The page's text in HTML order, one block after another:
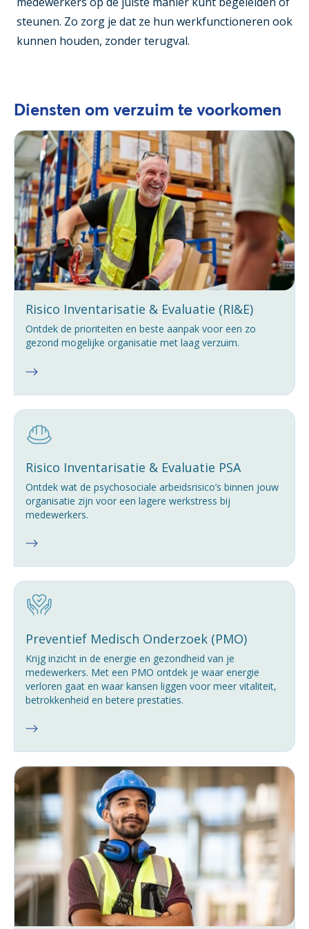
steunen. Zo zorg je dat ze hun werkfunctioneren ook
kunnen houden, zonder terugval.
Diensten om verzuim te voorkomen
Risico Inventarisatie & Evaluatie (RI&E)
Ontdek de prioriteiten en beste aanpak voor een zo
gezond mogelijke organisatie met laag verzuim.
Risico Inventarisatie & Evaluatie PSA
Ontdek wat de psychosociale arbeidsrisico’s binnen jouw
organisatie zijn voor een lagere werkstress bij
medewerkers.
Preventief Medisch Onderzoek (PMO)
Krijg inzicht in de energie en gezondheid van je
medewerkers. Met een PMO ontdek je waar energie
verloren gaat en waar kansen liggen voor meer vitaliteit,
betrokkenheid en betere prestaties.